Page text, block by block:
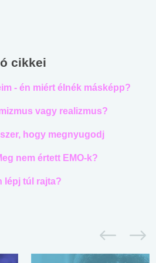
cikkei
- én miért élnék másképp?
vagy realizmus?
hogy megnyugodj
nem értett EMO-k?
lépj túl rajta?